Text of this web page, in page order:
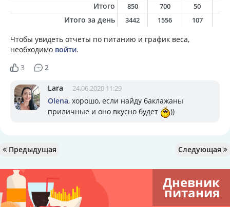
Итого
850 700 50
Итого за день 3442 1556 107
Чтобы увидеть отчеты по питанию и график веса,
необходимо войти.
3
2
Lara 24.06.2020 11:29
Olena, хорошо, если найду баклажаны
приличные и оно вкусно будет
))
Предыдущая Следующая
Дневник
питания